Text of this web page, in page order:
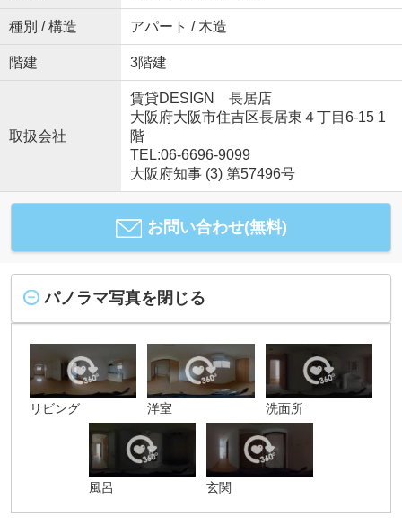
種別 / 構造 アパート / 木造
階建 3階建
取扱会社
賃貸DESIGN 長居店
大阪府大阪市住吉区長居東４丁目6-15 1
階
TEL:06-6696-9099
大阪府知事 (3) 第57496号
お問い合わせ(無料)
パノラマ写真を閉じる
リビング 洋室 洗面所
風呂 玄関